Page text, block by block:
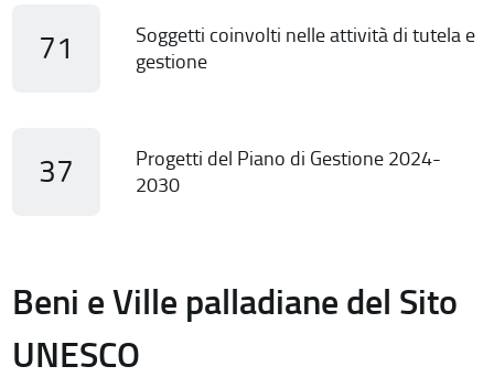
71
Soggetti coinvolti nelle attività di tutela e
gestione
37
Progetti del Piano di Gestione 2024-
2030
Beni e Ville palladiane del Sito
UNESCO